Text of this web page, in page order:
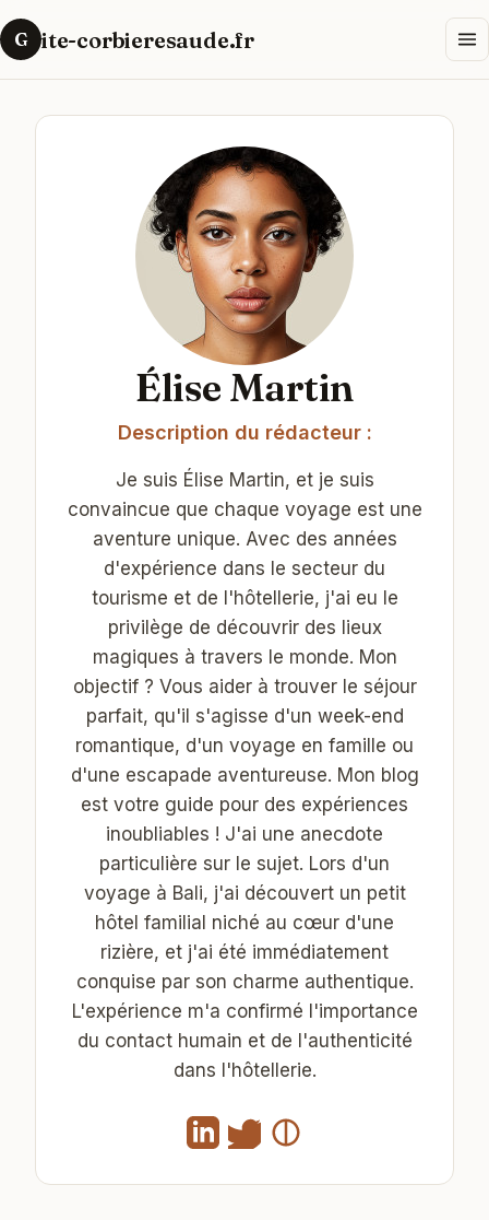
G ite-corbieresaude.fr
Élise Martin
Description du rédacteur :
Je suis Élise Martin, et je suis
convaincue que chaque voyage est une
aventure unique. Avec des années
d'expérience dans le secteur du
tourisme et de l'hôtellerie, j'ai eu le
privilège de découvrir des lieux
magiques à travers le monde. Mon
objectif ? Vous aider à trouver le séjour
parfait, qu'il s'agisse d'un week-end
romantique, d'un voyage en famille ou
d'une escapade aventureuse. Mon blog
est votre guide pour des expériences
inoubliables ! J'ai une anecdote
particulière sur le sujet. Lors d'un
voyage à Bali, j'ai découvert un petit
hôtel familial niché au cœur d'une
rizière, et j'ai été immédiatement
conquise par son charme authentique.
L'expérience m'a confirmé l'importance
du contact humain et de l'authenticité
dans l'hôtellerie.